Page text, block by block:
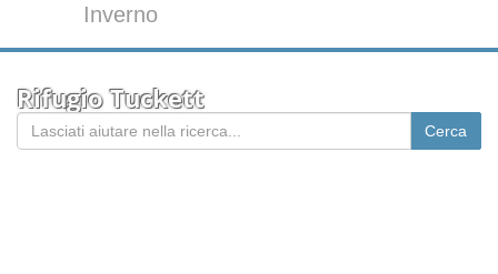
Inverno
Rifugio Tuckett